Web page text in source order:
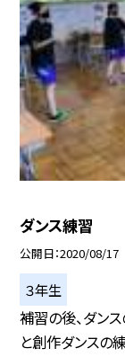
ダンス練習
公開日 2020/08/17
３年生
補習の後、ダン
と創作ダンスの